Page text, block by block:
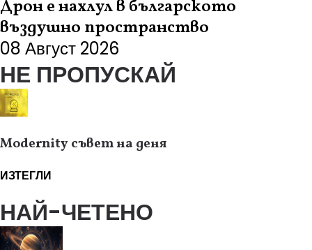
Дрон е нахлул в българското
въздушно пространство
08 Август 2026
НЕ ПРОПУСКАЙ
Modernity съвет на деня
ИЗТЕГЛИ
НАЙ-ЧЕТЕНО